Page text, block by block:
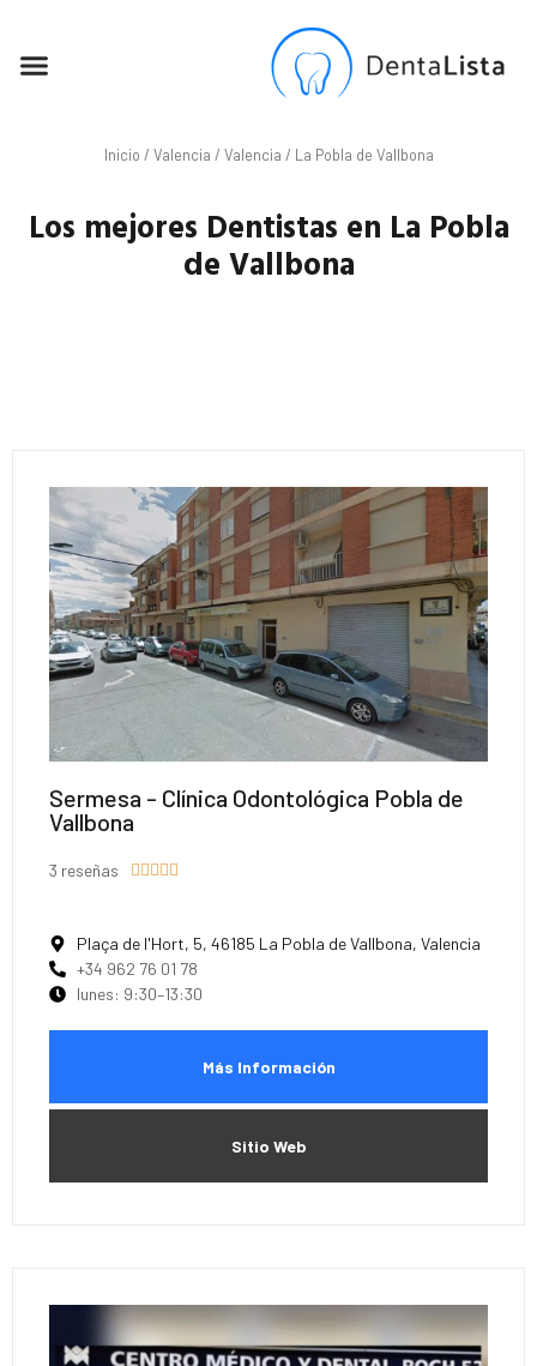
Inicio / Valencia / Valencia / La Pobla de Vallbona
Los mejores Dentistas en La Pobla
de Vallbona
Sermesa - Clínica Odontológica Pobla de
Vallbona
3 reseñas     
Plaça de l'Hort, 5, 46185 La Pobla de Vallbona, Valencia
+34 962 76 01 78
lunes: 9:30–13:30
Más Información
Sitio Web